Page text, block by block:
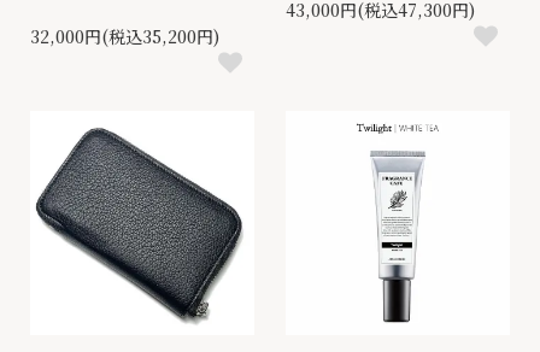
32,000円(税込35,200円)
43,000円(税込47,300円)